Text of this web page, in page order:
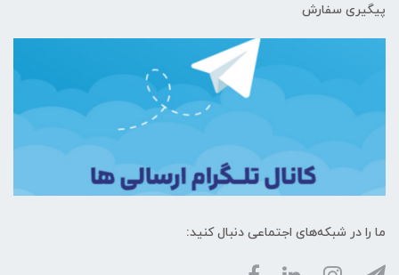
پیگیری سفارش
ما را در شبکه‌های اجتماعی دنبال کنید: